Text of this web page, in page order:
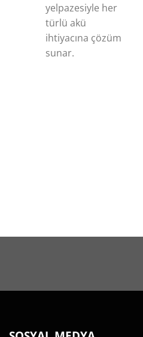
yelpazesiyle her
türlü akü
ihtiyacına çözüm
sunar.